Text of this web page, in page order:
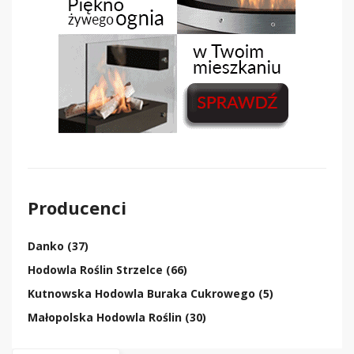
Producenci
Danko (37)
Hodowla Roślin Strzelce (66)
Kutnowska Hodowla Buraka Cukrowego (5)
Małopolska Hodowla Roślin (30)